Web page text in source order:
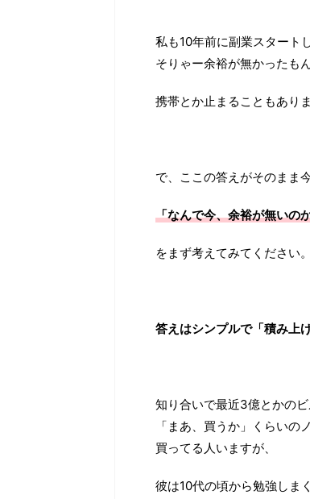
私も10年前に副業スタート
そりゃー余裕が無かったも
携帯とか止まることもあり
で、ここの答えがそのまま
「なんで今、余裕が無いの
をまず考えてみてください。
答えはシンプルで「積み上
知り合いで最近3億とかの
「まあ、買うか」くらいの
買ってる人いますが、
彼は10代の頃から勉強しま